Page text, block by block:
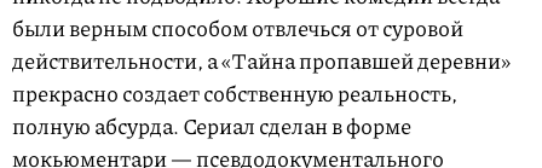
были верным способом отвлечься от суровой
действительности, а «Тайна пропавшей деревни»
прекрасно создает собственную реальность,
полную абсурда. Сериал сделан в форме
мокьюментари — псевдодокументального